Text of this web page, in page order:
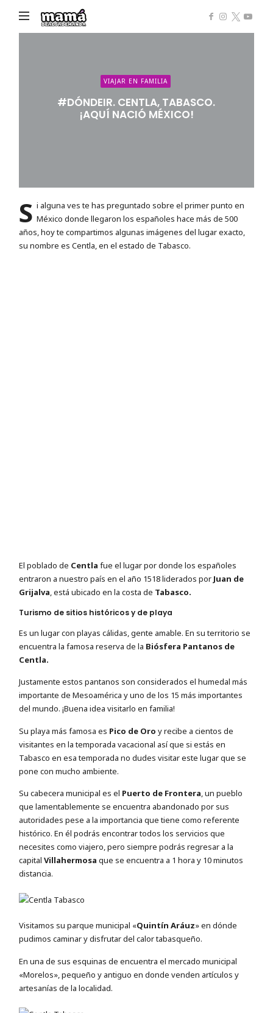
de
Demanda
VIAJAR EN FAMILIA
#DÓNDEIR. CENTLA, TABASCO.
¡AQUÍ NACIÓ MÉXICO!
S i alguna ves te has preguntado sobre el primer punto en
México donde llegaron los españoles hace más de 500
años, hoy te compartimos algunas imágenes del lugar exacto,
su nombre es Centla, en el estado de Tabasco.
El poblado de Centla fue el lugar por donde los españoles
entraron a nuestro país en el año 1518 liderados por Juan de
Grijalva, está ubicado en la costa de Tabasco.
Turismo de sitios históricos y de playa
Es un lugar con playas cálidas, gente amable. En su territorio se
encuentra la famosa reserva de la Biósfera Pantanos de
Centla.
Justamente estos pantanos son considerados el humedal más
importante de Mesoamérica y uno de los 15 más importantes
del mundo. ¡Buena idea visitarlo en familia!
Su playa más famosa es Pico de Oro y recibe a cientos de
visitantes en la temporada vacacional así que si estás en
Tabasco en esa temporada no dudes visitar este lugar que se
pone con mucho ambiente.
Su cabecera municipal es el Puerto de Frontera, un pueblo
que lamentablemente se encuentra abandonado por sus
autoridades pese a la importancia que tiene como referente
histórico. En él podrás encontrar todos los servicios que
necesites como viajero, pero siempre podrás regresar a la
capitalVillahermosa que se encuentra a 1 hora y 10 minutos
distancia.
Visitamos su parque municipal «Quintín Aráuz» en dónde
pudimos caminar y disfrutar del calor tabasqueño.
En una de sus esquinas de encuentra el mercado municipal
«Morelos», pequeño y antiguo en donde venden artículos y
artesanías de la localidad.